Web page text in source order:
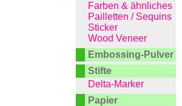
Farben & ähnliches
Pailletten / Sequins
Sticker
Wood Veneer
Embossing-Pulver
Stifte
Delta-Marker
Papier